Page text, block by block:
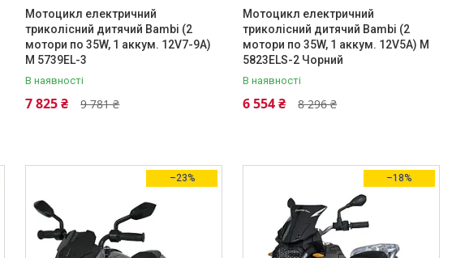
Мотоцикл електричний
триколісний дитячий Bambi (2
мотори по 35W, 1 аккум. 12V7-9A)
M 5739EL-3
В наявності
9 781 ₴
7 825 ₴
Мотоцикл електричний
триколісний дитячий Bambi (2
мотори по 35W, 1 аккум. 12V5A) M
5823ELS-2 Чорний
В наявності
8 296 ₴
6 554 ₴
–23% –18%